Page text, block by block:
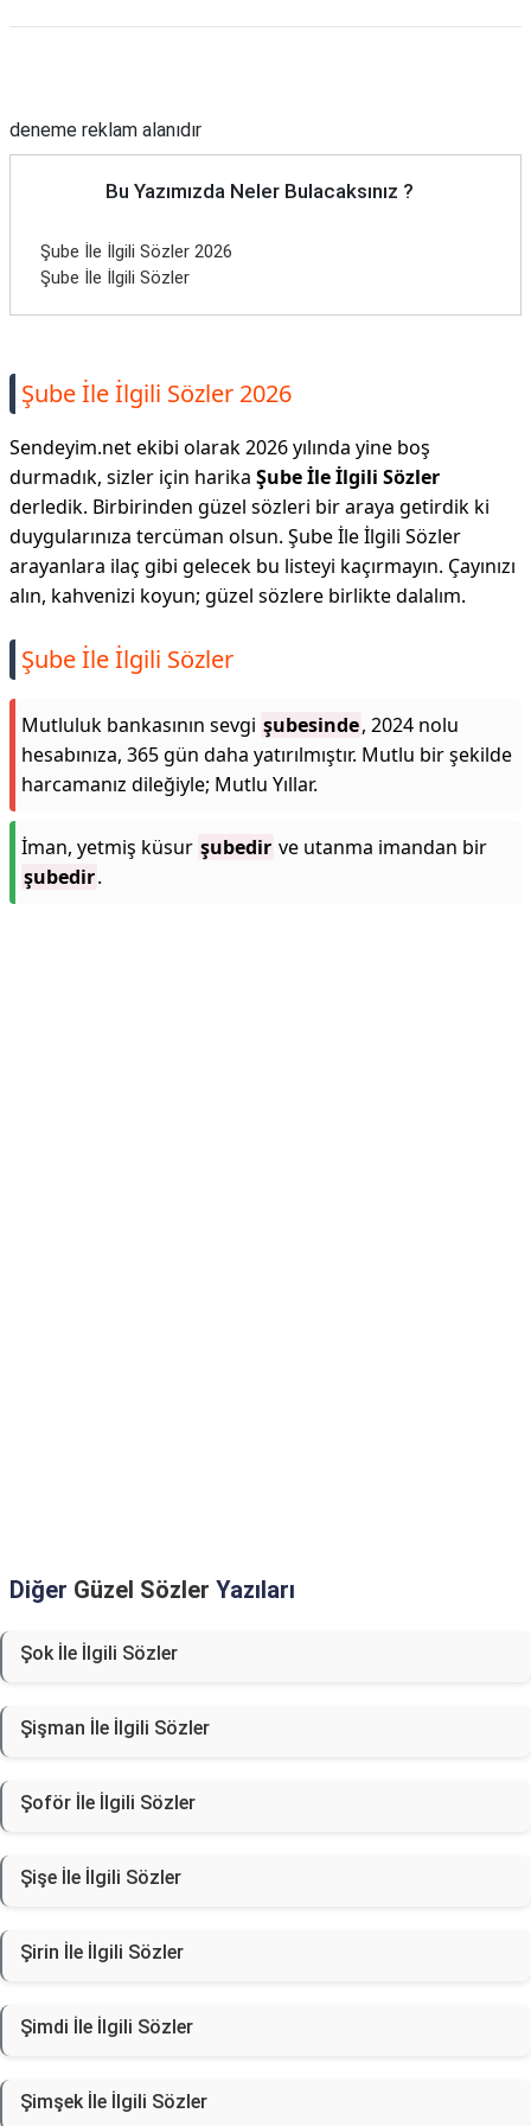
deneme reklam alanıdır
Bu Yazımızda Neler Bulacaksınız ?
Şube İle İlgili Sözler 2026
Şube İle İlgili Sözler
Şube İle İlgili Sözler 2026
Sendeyim.net ekibi olarak 2026 yılında yine boş
durmadık, sizler için harika Şube İle İlgili Sözler
derledik. Birbirinden güzel sözleri bir araya getirdik ki
duygularınıza tercüman olsun. Şube İle İlgili Sözler
arayanlara ilaç gibi gelecek bu listeyi kaçırmayın. Çayınızı
alın, kahvenizi koyun; güzel sözlere birlikte dalalım.
Şube İle İlgili Sözler
Mutluluk bankasının sevgi şubesinde, 2024 nolu
hesabınıza, 365 gün daha yatırılmıştır. Mutlu bir şekilde
harcamanız dileğiyle; Mutlu Yıllar.
İman, yetmiş küsur şubedir ve utanma imandan bir
şubedir.
Diğer Güzel Sözler Yazıları
Şok İle İlgili Sözler
Şişman İle İlgili Sözler
Şoför İle İlgili Sözler
Şişe İle İlgili Sözler
Şirin İle İlgili Sözler
Şimdi İle İlgili Sözler
Şimşek İle İlgili Sözler